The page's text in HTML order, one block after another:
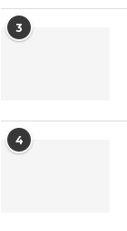
3
4